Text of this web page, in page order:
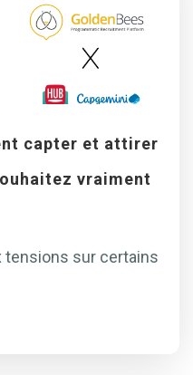
capter et attirer
vraiment
tensions sur certains